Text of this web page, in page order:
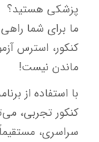
پزشکی هستید؟
ما برای شما
کنکور، استرس
ماندن نیست!
با استفاده از
کنکور تجربی،
سراسری،